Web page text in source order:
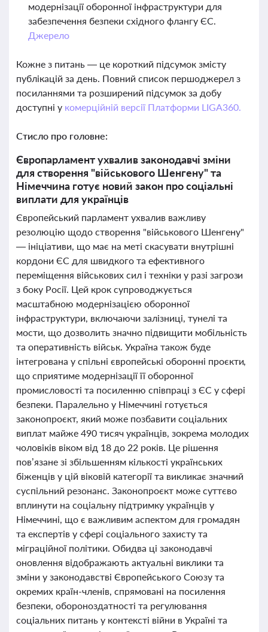
модернізації оборонної інфраструктури для
забезпечення безпеки східного флангу ЄС.
Джерело
Кожне з питань — це короткий підсумок змісту
публікацій за день. Повний список першоджерел з
посиланнями та розширений підсумок за добу
доступні у комерційній версії Платформи LIGA360.
Стисло про головне:
Європарламент ухвалив законодавчі зміни
для створення "військового Шенгену" та
Німеччина готує новий закон про соціальні
виплати для українців
Європейський парламент ухвалив важливу
резолюцію щодо створення "військового Шенгену"
— ініціативи, що має на меті скасувати внутрішні
кордони ЄС для швидкого та ефективного
переміщення військових сил і техніки у разі загрози
з боку Росії. Цей крок супроводжується
масштабною модернізацією оборонної
інфраструктури, включаючи залізниці, тунелі та
мости, що дозволить значно підвищити мобільність
та оперативність військ. Україна також буде
інтегрована у спільні європейські оборонні проєкти,
що сприятиме модернізації її оборонної
промисловості та посиленню співпраці з ЄС у сфері
безпеки. Паралельно у Німеччині готується
законопроєкт, який може позбавити соціальних
виплат майже 490 тисяч українців, зокрема молодих
чоловіків віком від 18 до 22 років. Це рішення
пов’язане зі збільшенням кількості українських
біженців у цій віковій категорії та викликає значний
суспільний резонанс. Законопроєкт може суттєво
вплинути на соціальну підтримку українців у
Німеччині, що є важливим аспектом для громадян
та експертів у сфері соціального захисту та
міграційної політики. Обидва ці законодавчі
оновлення відображають актуальні виклики та
зміни у законодавстві Європейського Союзу та
окремих країн-членів, спрямовані на посилення
безпеки, обороноздатності та регулювання
соціальних питань у контексті війни в Україні та